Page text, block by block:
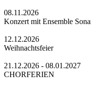
08.11.2026
Konzert mit Ensemble
12.12.2026
Weihnachtsfeier
21.12.2026 - 08.01.2027
CHORFERIEN